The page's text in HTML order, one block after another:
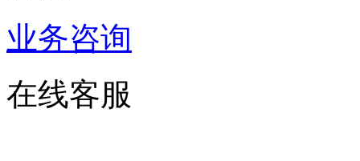
业务咨询
在线客服